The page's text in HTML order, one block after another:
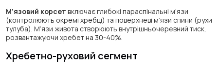
М’язовий корсет включає глибокі параспінальні м’язи
(контролюють окремі хребці) та поверхневі м’язи спини (рухи
тулуба). М’язи живота створюють внутрішньочеревний тиск,
розвантажуючи хребет на 30-40%.
Хребетно-руховий сегмент